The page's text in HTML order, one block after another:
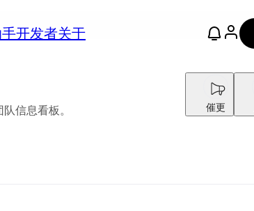
开发者关于
信息看板。 催更